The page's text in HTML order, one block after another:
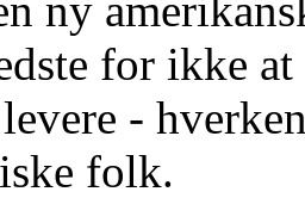
for ikke
-
folk.